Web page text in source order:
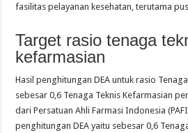
fasilitas pelayanan kesehatan, terutama
Target rasio tenaga
kefarmasian
Hasil penghitungan DEA untuk rasio
sebesar 0,6 Tenaga Teknis Kefarmasian
dari Persatuan Ahli Farmasi Indonesia
penghitungan DEA yaitu sebesar 0,6